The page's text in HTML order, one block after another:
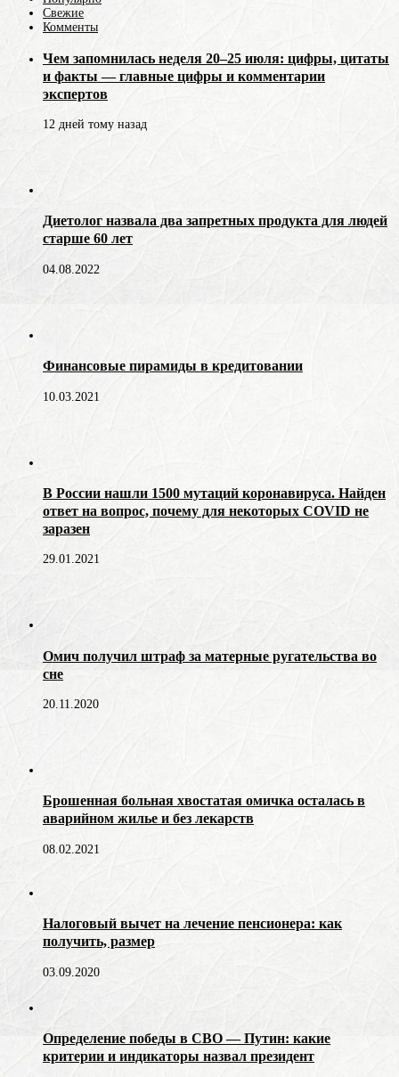
Свежие
Комменты
Чем запомнилась неделя 20–25 июля: цифры, цитаты
и факты — главные цифры и комментарии
экспертов
12 дней тому назад
Диетолог назвала два запретных продукта для людей
старше 60 лет
04.08.2022
Финансовые пирамиды в кредитовании
10.03.2021
В России нашли 1500 мутаций коронавируса. Найден
ответ на вопрос, почему для некоторых COVID не
заразен
29.01.2021
Омич получил штраф за матерные ругательства во
сне
20.11.2020
Брошенная больная хвостатая омичка осталась в
аварийном жилье и без лекарств
08.02.2021
Налоговый вычет на лечение пенсионера: как
получить, размер
03.09.2020
Определение победы в СВО — Путин: какие
критерии и индикаторы назвал президент